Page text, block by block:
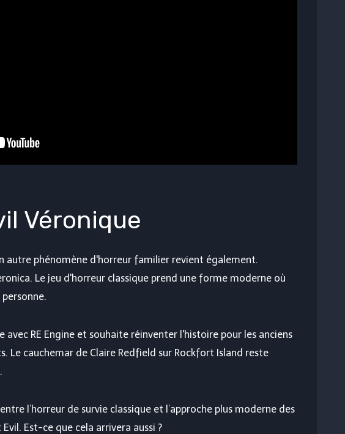
Véronique
autre phénomène d'horreur familier revient également.
Le jeu d'horreur classique prend une forme moderne où
avec RE Engine et souhaite réinventer l'histoire pour les anciens
Le cauchemar de Claire Redfield sur Rockfort Island reste
l’horreur de survie classique et l’approche plus moderne des
Est-ce que cela arrivera aussi ?